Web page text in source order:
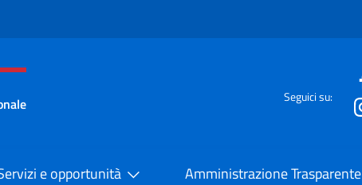
menù
Seguici su:
e opportunità Amministrazione Trasparente